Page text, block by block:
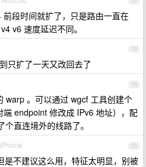
前段时间就扩了，只是路由一直在
v6 速度延迟不同。
18
只扩了一天又改回去了
19
warp 。可以通过 wgcf 工具创建个
endpoint 修改成 IPv6 地址），配
直连境外的线路了。
20
是不建议这么用，特征太明显，别被